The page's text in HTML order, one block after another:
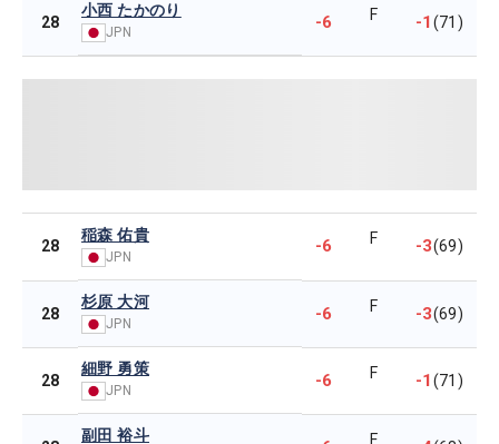
28
小西 たかのり
JPN -6 F -1(71)
28
稲森 佑貴
JPN
-6 F -3(69)
28
杉原 大河
JPN -6 F -3(69)
28
細野 勇策
JPN -6 F -1(71)
副田 裕斗 F